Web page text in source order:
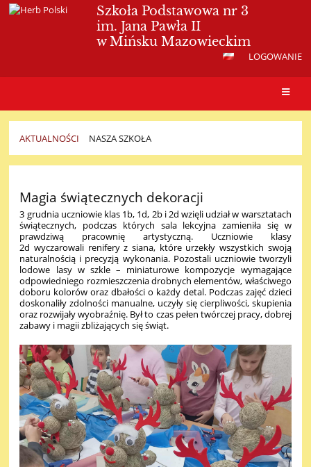
Szkoła Podstawowa nr 3
im. Jana Pawła II
w Mińsku Mazowieckim
LOGOWANIE
AKTUALNOŚCI NASZA SZKOŁA
szkoła
Magia świątecznych dekoracji
3 grudnia uczniowie klas 1b, 1d, 2b i 2d wzięli udział w warsztatach
świątecznych, podczas których sala lekcyjna zamieniła się w
prawdziwą pracownię artystyczną. Uczniowie klasy
2d wyczarowali renifery z siana, które urzekły wszystkich swoją
naturalnością i precyzją wykonania. Pozostali uczniowie tworzyli
lodowe lasy w szkle – miniaturowe kompozycje wymagające
odpowiedniego rozmieszczenia drobnych elementów, właściwego
doboru kolorów oraz dbałości o każdy detal. Podczas zajęć dzieci
doskonaliły zdolności manualne, uczyły się cierpliwości, skupienia
oraz rozwijały wyobraźnię. Był to czas pełen twórczej pracy, dobrej
zabawy i magii zbliżających się świąt.